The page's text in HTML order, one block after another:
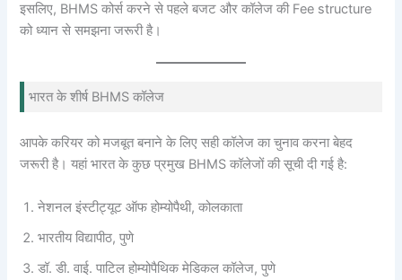
इसलिए, BHMS कोर्स करने से पहले बजट और कॉलेज की Fee structure
को ध्यान से समझना जरूरी है।
भारत के शीर्ष BHMS कॉलेज
आपके करियर को मजबूत बनाने के लिए सही कॉलेज का चुनाव करना बेहद
जरूरी है। यहां भारत के कुछ प्रमुख BHMS कॉलेजों की सूची दी गई है:
नेशनल इंस्टीट्यूट ऑफ होम्योपैथी, कोलकाता
भारतीय विद्यापीठ, पुणे
डॉ. डी. वाई. पाटिल होम्योपैथिक मेडिकल कॉलेज, पुणे